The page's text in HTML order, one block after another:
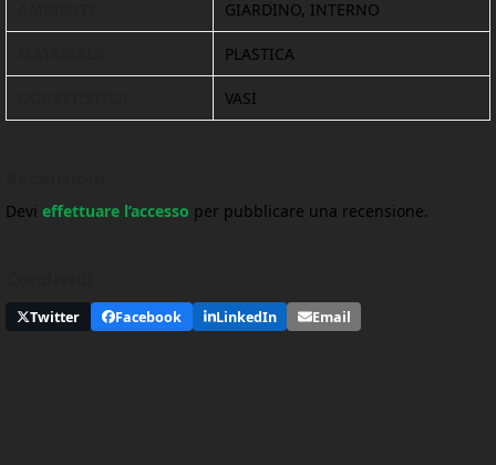
GIARDINO, INTERNO
PLASTICA
VASI
Devi effettuare l’accesso per pubblicare una recensione.
Twitter Facebook LinkedIn Email